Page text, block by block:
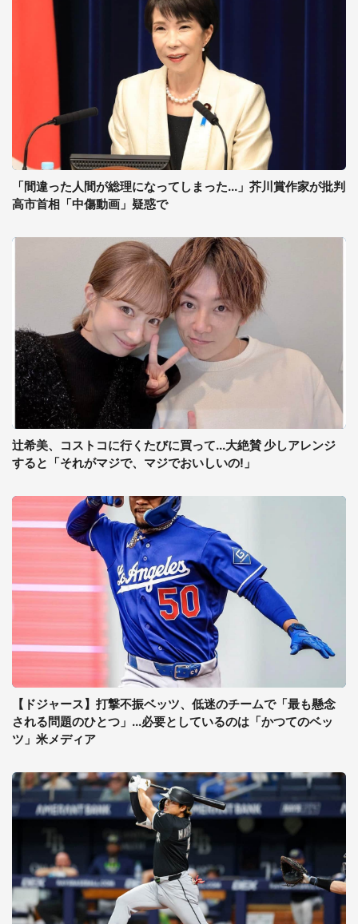
「間違った人間が総理になってしまった...」芥川賞作家が批判
高市首相「中傷動画」疑惑で
辻希美、コストコに行くたびに買って...大絶賛 少しアレンジ
すると「それがマジで、マジでおいしいの!」
【ドジャース】打撃不振ベッツ、低迷のチームで「最も懸念
される問題のひとつ」...必要としているのは「かつてのベッ
ツ」米メディア